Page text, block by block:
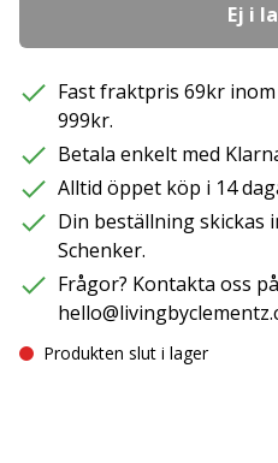
Ej i
Fast fraktpris 69kr
999kr.
Betala enkelt med
Alltid öppet köp i 14
Din beställning skickas
Schenker.
Frågor? Kontakta oss
Produkten slut i lager